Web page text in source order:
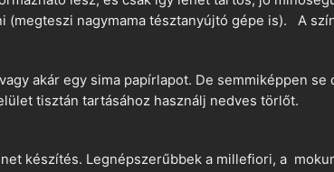
nagymama tésztanyújtó gépe is). A
akár egy sima papírlapot. De semmiképpen
tisztán tartásához használj nedves törlőt.
készítés. Legnépszerűbbek a millefiori, a